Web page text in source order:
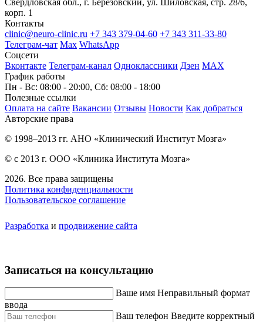
корп. 1
Контакты
clinic@neuro-clinic.ru +7 343 379-04-60 +7 343 311-33-80
Телеграм-чат Max WhatsApp
Соцсети
Вконтакте Телеграм-канал Одноклассники Дзен МАХ
График работы
Пн - Вс: 08:00 - 20:00, Сб: 08:00 - 18:00
Полезные ссылки
Оплата на сайте Вакансии Отзывы Новости Как добраться
Авторские права
© 1998–2013 гг. АНО «Клинический Институт Мозга»
© с 2013 г. ООО «Клиника Института Мозга»
2026. Все права защищены
Политика конфиденциальности
Пользовательское соглашение
Разработка и продвижение сайта
Записаться на консультацию
Ваше имя Неправильный формат
ввода
Ваш телефон Введите корректный